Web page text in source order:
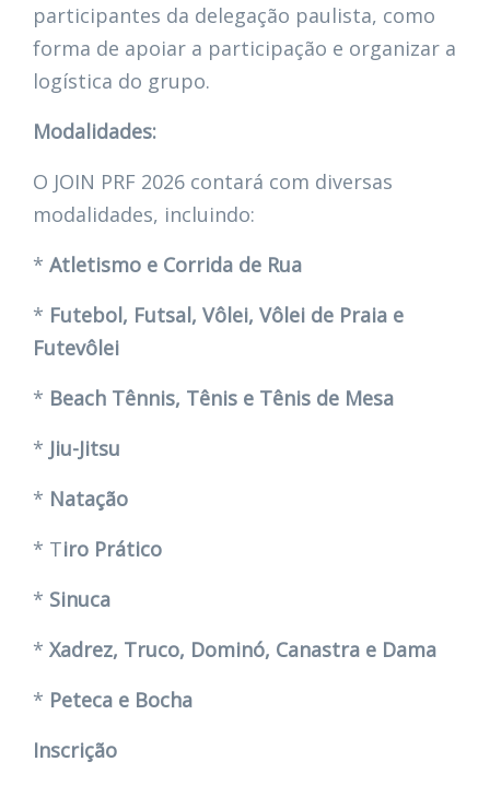
participantes da delegação paulista, como
forma de apoiar a participação e organizar a
logística do grupo.
Modalidades:
O JOIN PRF 2026 contará com diversas
modalidades, incluindo:
* Atletismo e Corrida de Rua
* Futebol, Futsal, Vôlei, Vôlei de Praia e
Futevôlei
* Beach Tênnis, Tênis e Tênis de Mesa
* Jiu-Jitsu
* Natação
* Tiro Prático
* Sinuca
* Xadrez, Truco, Dominó, Canastra e Dama
* Peteca e Bocha
Inscrição